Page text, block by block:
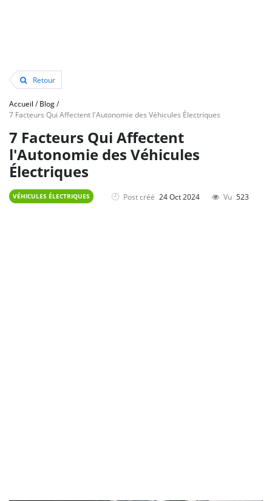
Retour
Accueil /Blog/
7 Facteurs Qui Affectent l'Autonomie des Véhicules Électriques
7 Facteurs Qui Affectent
l'Autonomie des Véhicules
Électriques
VÉHICULES ÉLECTRIQUES Post créé 24 Oct 2024 Vu 523